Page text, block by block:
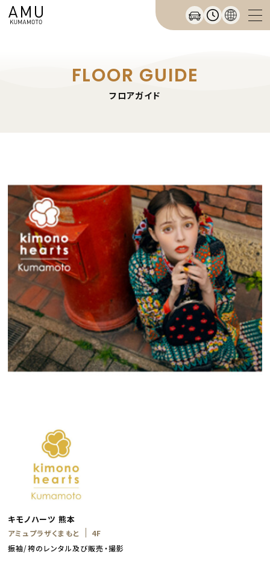
FLOOR GUIDE
フロアガイド
キモノハーツ 熊本
アミュプラザくまもと
4F
振袖/袴のレンタル及び販売・撮影